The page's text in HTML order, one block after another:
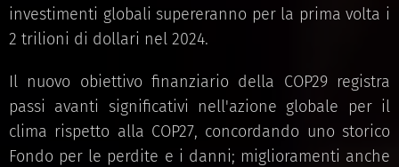
investimenti globali supereranno per la prima volta i
2 trilioni di dollari nel 2024.
Il nuovo obiettivo finanziario della COP29 registra
passi avanti significativi nell'azione globale per il
clima rispetto alla COP27, concordando uno storico
Fondo per le perdite e i danni; miglioramenti anche